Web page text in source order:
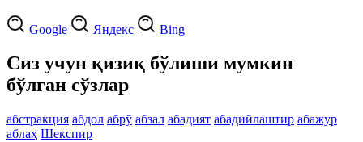
Google Яндекс Bing
Сиз учун қизиқ бўлиши мумкин
бўлган сўзлар
абстракция абдол абрў абзал абадият абадийлаштир абажур
аблаҳ Шекспир